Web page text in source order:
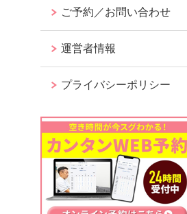
ご予約／お問い合わせ
運営者情報
プライバシーポリシー